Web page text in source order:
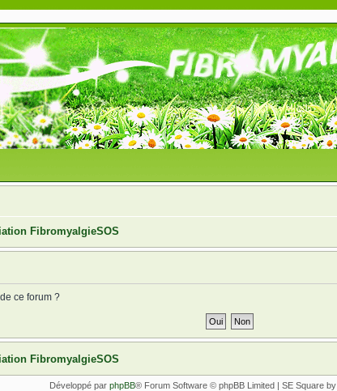
FibromyalgieSOS
ce forum ?
FibromyalgieSOS
Développé par phpBB® Forum Software © phpBB Limited | SE Square by